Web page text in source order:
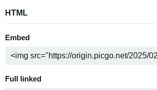
HTML
Embed
Full linked